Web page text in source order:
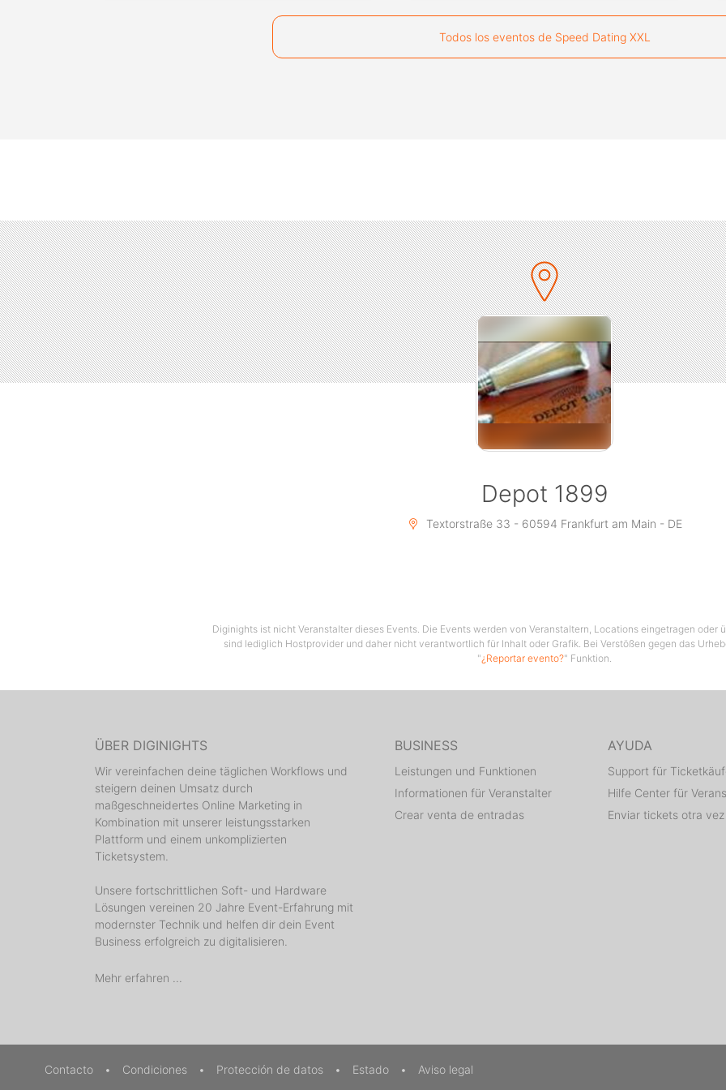
Todos los eventos de Speed Dating XXL
Depot 1899
Textorstraße 33 - 60594 Frankfurt am Main - DE
Diginights ist nicht Veranstalter dieses Events. Die Events werden von Veranstaltern, Locations eingetragen oder
sind lediglich Hostprovider und daher nicht verantwortlich für Inhalt oder Grafik. Bei Verstößen gegen das
"¿Reportar evento?" Funktion.
ÜBER DIGINIGHTS
Wir vereinfachen deine täglichen Workflows und
steigern deinen Umsatz durch
maßgeschneidertes Online Marketing in
Kombination mit unserer leistungsstarken
Plattform und einem unkomplizierten
Ticketsystem.
Unsere fortschrittlichen Soft- und Hardware
Lösungen vereinen 20 Jahre Event-Erfahrung mit
modernster Technik und helfen dir dein Event
Business erfolgreich zu digitalisieren.
Mehr erfahren ...
BUSINESS
Leistungen und Funktionen
Informationen für Veranstalter
Crear venta de entradas
AYUDA
Support für
Hilfe Center für
Enviar tickets otra vez
Contacto • Condiciones • Protección de datos • Estado • Aviso legal